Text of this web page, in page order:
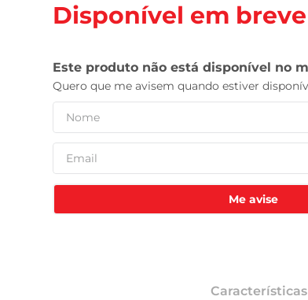
Disponível em breve
Me avise
Características